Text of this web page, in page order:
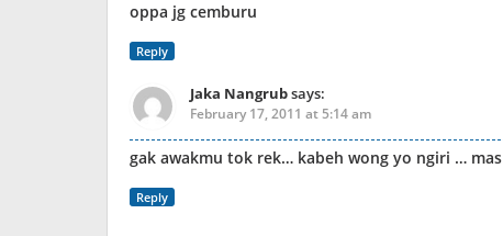
oppa jg cemburu
Reply
Jaka Nangrubsays:
February 17, 2011 at 5:14 am
gak awakmu tok rek… kabeh wong yo ngiri … mas
Reply